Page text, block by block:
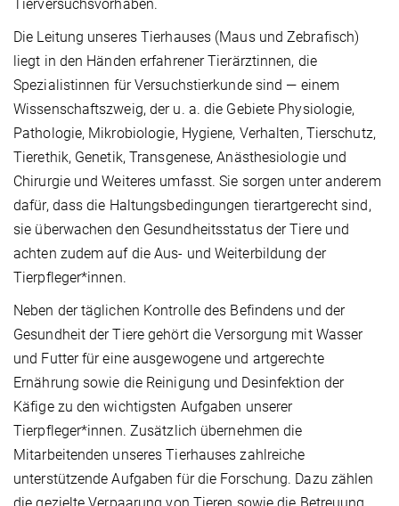
Tierversuchsvorhaben.
Die Leitung unseres Tierhauses (Maus und Zebrafisch)
liegt in den Händen erfahrener Tierärztinnen, die
Spezialistinnen für Versuchstierkunde sind — einem
Wissenschaftszweig, der u. a. die Gebiete Physiologie,
Pathologie, Mikrobiologie, Hygiene, Verhalten, Tierschutz,
Tierethik, Genetik, Transgenese, Anästhesiologie und
Chirurgie und Weiteres umfasst. Sie sorgen unter anderem
dafür, dass die Haltungsbedingungen tierartgerecht sind,
sie überwachen den Gesundheitsstatus der Tiere und
achten zudem auf die Aus- und Weiterbildung der
Tierpfleger*innen.
Neben der täglichen Kontrolle des Befindens und der
Gesundheit der Tiere gehört die Versorgung mit Wasser
und Futter für eine ausgewogene und artgerechte
Ernährung sowie die Reinigung und Desinfektion der
Käfige zu den wichtigsten Aufgaben unserer
Tierpfleger*innen. Zusätzlich übernehmen die
Mitarbeitenden unseres Tierhauses zahlreiche
unterstützende Aufgaben für die Forschung. Dazu zählen
die gezielte Verpaarung von Tieren sowie die Betreuung